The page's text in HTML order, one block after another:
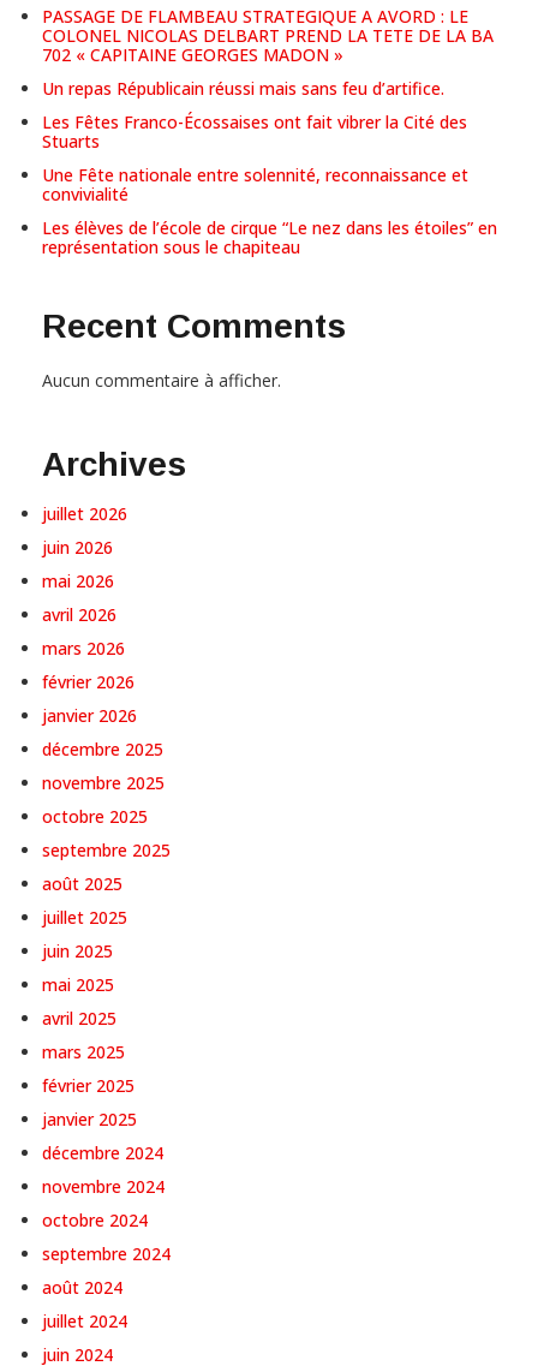
PASSAGE DE FLAMBEAU STRATEGIQUE A AVORD : LE
COLONEL NICOLAS DELBART PREND LA TETE DE LA BA
702 « CAPITAINE GEORGES MADON »
Un repas Républicain réussi mais sans feu d’artifice.
Les Fêtes Franco-Écossaises ont fait vibrer la Cité des
Stuarts
Une Fête nationale entre solennité, reconnaissance et
convivialité
Les élèves de l’école de cirque “Le nez dans les étoiles” en
représentation sous le chapiteau
Recent Comments
Aucun commentaire à afficher.
Archives
juillet 2026
juin 2026
mai 2026
avril 2026
mars 2026
février 2026
janvier 2026
décembre 2025
novembre 2025
octobre 2025
septembre 2025
août 2025
juillet 2025
juin 2025
mai 2025
avril 2025
mars 2025
février 2025
janvier 2025
décembre 2024
novembre 2024
octobre 2024
septembre 2024
août 2024
juillet 2024
juin 2024